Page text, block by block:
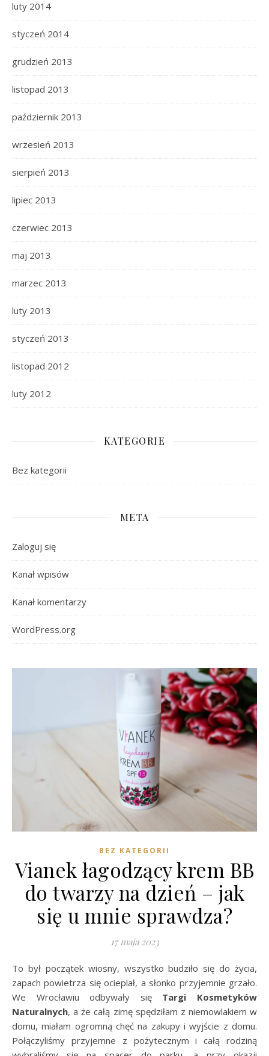
luty 2014
styczeń 2014
grudzień 2013
listopad 2013
październik 2013
wrzesień 2013
sierpień 2013
lipiec 2013
czerwiec 2013
maj 2013
marzec 2013
luty 2013
styczeń 2013
listopad 2012
luty 2012
KATEGORIE
Bez kategorii
META
Zaloguj się
Kanał wpisów
Kanał komentarzy
WordPress.org
BEZ KATEGORII
Vianek łagodzący krem BB
do twarzy na dzień – jak
się u mnie sprawdza?
17 maja 2023
To był początek wiosny, wszystko budziło się do życia,
zapach powietrza się ocieplał, a słonko przyjemnie grzało.
We Wrocławiu odbywały się Targi Kosmetyków
Naturalnych, a że całą zimę spędziłam z niemowlakiem w
domu, miałam ogromną chęć na zakupy i wyjście z domu.
Połączyliśmy przyjemne z pożytecznym i całą rodziną